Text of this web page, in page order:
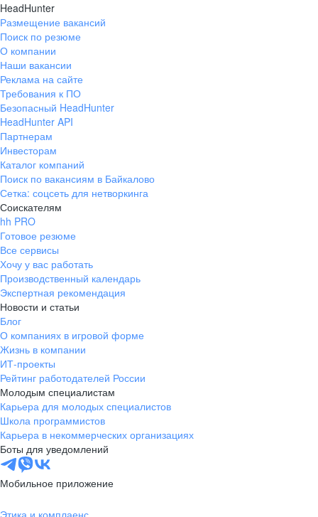
HeadHunter
Размещение вакансий
Поиск по резюме
О компании
Наши вакансии
Реклама на сайте
Требования к ПО
Безопасный HeadHunter
HeadHunter API
Партнерам
Инвесторам
Каталог компаний
Поиск по вакансиям в Байкалово
Сетка: соцсеть для нетворкинга
Соискателям
hh PRO
Готовое резюме
Все сервисы
Хочу у вас работать
Производственный календарь
Экспертная рекомендация
Новости и статьи
Блог
О компаниях в игровой форме
Жизнь в компании
ИТ-проекты
Рейтинг работодателей России
Молодым специалистам
Карьера для молодых специалистов
Школа программистов
Карьера в некоммерческих организациях
Боты для уведомлений
Мобильное приложение